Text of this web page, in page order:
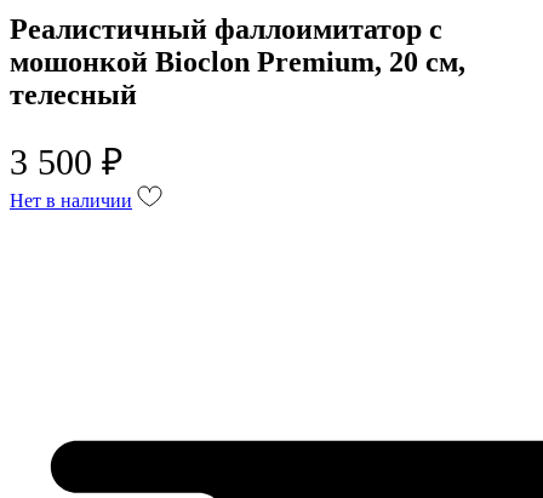
Реалистичный фаллоимитатор с
мошонкой Bioclon Premium, 20 см,
телесный
3 500 ₽
Нет в наличии